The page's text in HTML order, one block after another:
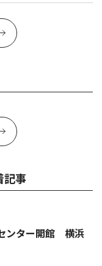
記事
ンター開館 横浜